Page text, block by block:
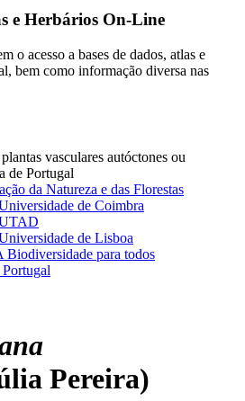
e Herbários On-Line
o acesso a bases de dados, atlas e
bem como informação diversa nas
vasculares autóctones ou
de Portugal
da Natureza e das Florestas
de Coimbra
de Lisboa
para todos
Portugal
Pereira)